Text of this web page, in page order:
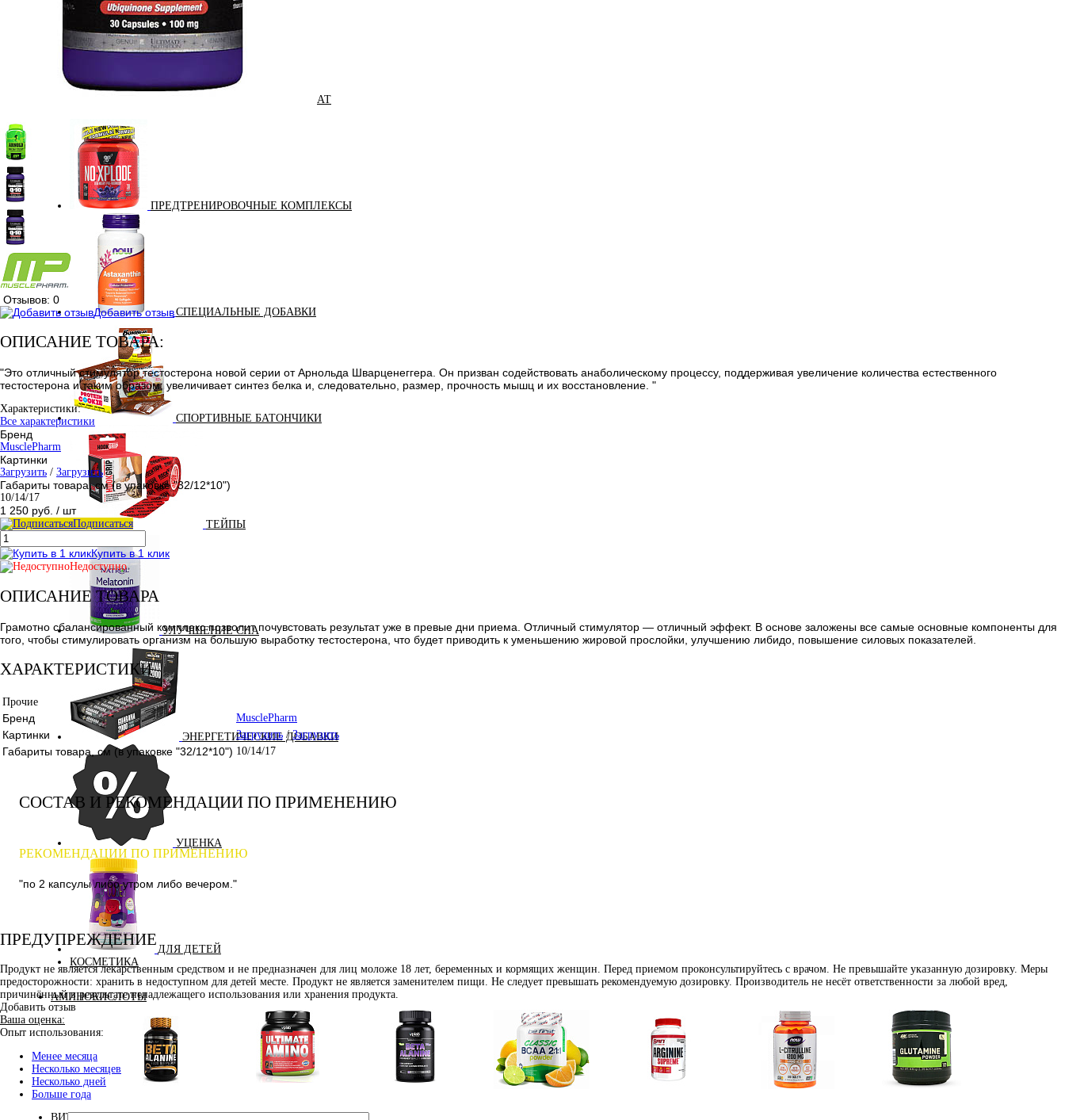
ПОДАРОЧНЫЙ СЕРТИФИКАТ
ПРЕДТРЕНИРОВОЧНЫЕ КОМПЛЕКСЫ
СПЕЦИАЛЬНЫЕ ДОБАВКИ
СПОРТИВНЫЕ БАТОНЧИКИ
ТЕЙПЫ
УЛУЧШЕНИЕ СНА
ЭНЕРГЕТИЧЕСКИЕ ДОБАВКИ
УЦЕНКА
ДЛЯ ДЕТЕЙ
КОСМЕТИКА
АМИНОКИСЛОТЫ
ВИТАМИНЫ И МИНЕРАЛЫ
Отзывов: 0
Добавить отзыв
ОПИСАНИЕ ТОВАРА:
"Это отличный стимулятор тестостерона новой серии от Арнольда Шварценеггера. Он призван содействовать анаболическому процессу, поддерживая увеличение количества естественного
тестостерона и таким образом, увеличивает синтез белка и, следовательно, размер, прочность мышц и их восстановление. "
Характеристики:
Все характеристики
Бренд
MusclePharm
Картинки
Загрузить / Загрузить
Габариты товара, см (в упаковке "32/12*10")
10/14/17
1 250 руб. / шт
Подписаться
Купить в 1 клик
Недоступно
ОПИСАНИЕ ТОВАРА
Грамотно сбалансированный комплекс позволит почувстовать результат уже в превые дни приема. Отличный стимулятор — отличный эффект. В основе заложены все самые основные компоненты для
того, чтобы стимулировать организм на большую выработку тестостерона, что будет приводить к уменьшению жировой прослойки, улучшению либидо, повышение силовых показателей.
ХАРАКТЕРИСТИКИ
Прочие
Бренд MusclePharm
Картинки Загрузить /Загрузить
Габариты товара, см (в упаковке "32/12*10") 10/14/17
СОСТАВ И РЕКОМЕНДАЦИИ ПО ПРИМЕНЕНИЮ
РЕКОМЕНДАЦИИ ПО ПРИМЕНЕНИЮ
"по 2 капсулы либо утром либо вечером."
ПРЕДУПРЕЖДЕНИЕ
Продукт не является лекарственным средством и не предназначен для лиц моложе 18 лет, беременных и кормящих женщин. Перед приемом проконсультируйтесь с врачом. Не превышайте указанную дозировку. Меры
предосторожности: хранить в недоступном для детей месте. Продукт не является заменителем пищи. Не следует превышать рекомендуемую дозировку. Производитель не несёт ответственности за любой вред,
причинённый в результате ненадлежащего использования или хранения продукта.
Добавить отзыв
Ваша оценка:
Опыт использования:
Менее месяца
Несколько месяцев
Несколько дней
Больше года